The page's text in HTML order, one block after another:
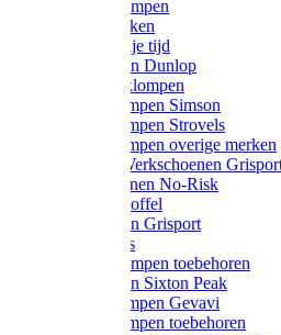
Houten klompen
Wandelsokken
Laarzen vrije tijd
Werklaarzen Dunlop
Kunststof klompen
Schoenklompen Simson
Schoenklompen Strovels
Schoenklompen overige merken
Wandel-/ Werkschoenen
Werkschoenen No-Risk
Klomppantoffel
Werklaarzen Grisport
Accessoires
Houten klompen toebehoren
Werklaarzen Sixton Peak
Schoenklompen Gevavi
Schoenklompen toebehoren